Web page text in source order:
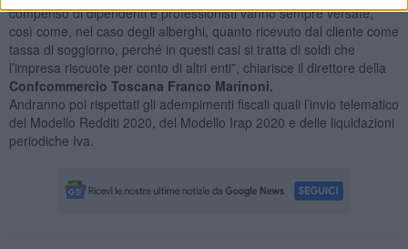
compenso di dipendenti e professionisti vanno sempre versate,
così come, nel caso degli alberghi, quanto ricevuto dal cliente come
tassa di soggiorno, perché in questi casi si tratta di soldi che
l’impresa riscuote per conto di altri enti”, chiarisce il direttore della
Confcommercio Toscana Franco Marinoni.
Andranno poi rispettati gli adempimenti fiscali quali l’invio telematico
del Modello Redditi 2020, del Modello Irap 2020 e delle liquidazioni
periodiche Iva.